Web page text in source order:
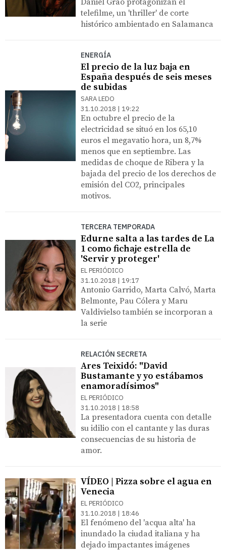
telefilme, un 'thriller' de corte
histórico ambientado en Salamanca
ENERGÍA
El precio de la luz baja en
España después de seis meses
de subidas
SARA LEDO
31.10.2018 | 19:22
En octubre el precio de la
electricidad se situó en los 65,10
euros el megavatio hora, un 8,7%
menos que en septiembre. Las
medidas de choque de Ribera y la
bajada del precio de los derechos de
emisión del CO2, principales
motivos.
TERCERA TEMPORADA
Edurne salta a las tardes de La
1 como fichaje estrella de
'Servir y proteger'
EL PERIÓDICO
31.10.2018 | 19:17
Antonio Garrido, Marta Calvó, Marta
Belmonte, Pau Cólera y Maru
Valdivielso también se incorporan a
la serie
RELACIÓN SECRETA
Ares Teixidó: "David
Bustamante y yo estábamos
enamoradísimos"
EL PERIÓDICO
31.10.2018 | 18:58
La presentadora cuenta con detalle
su idilio con el cantante y las duras
consecuencias de su historia de
amor.
VÍDEO | Pizza sobre el agua en
Venecia
EL PERIÓDICO
31.10.2018 | 18:46
El fenómeno del 'acqua alta' ha
inundado la ciudad italiana y ha
dejado impactantes imágenes